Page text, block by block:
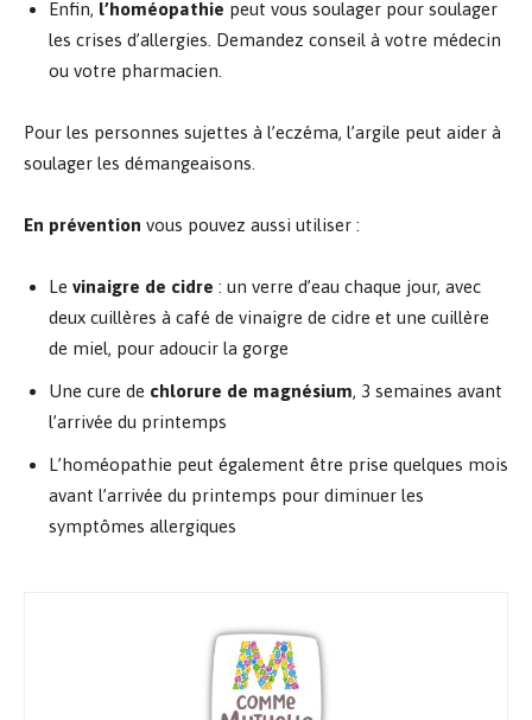
Enfin, l’homéopathie peut vous soulager pour soulager
les crises d’allergies. Demandez conseil à votre médecin
ou votre pharmacien.
Pour les personnes sujettes à l’eczéma, l’argile peut aider à
soulager les démangeaisons.
En prévention vous pouvez aussi utiliser :
Le vinaigre de cidre : un verre d’eau chaque jour, avec
deux cuillères à café de vinaigre de cidre et une cuillère
de miel, pour adoucir la gorge
Une cure de chlorure de magnésium, 3 semaines avant
l’arrivée du printemps
L’homéopathie peut également être prise quelques mois
avant l’arrivée du printemps pour diminuer les
symptômes allergiques